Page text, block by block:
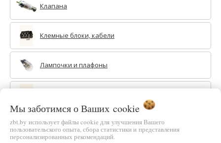
Клапана
Клемные блоки, кабели
Лампочки и плафоны
Противни и решетки
Мы заботимся о Ваших cookie
zbt.by использует файлы cookie для улучшения Вашего
пользовательского опыта, сбора статистики и представления
персонализированных рекомендаций.